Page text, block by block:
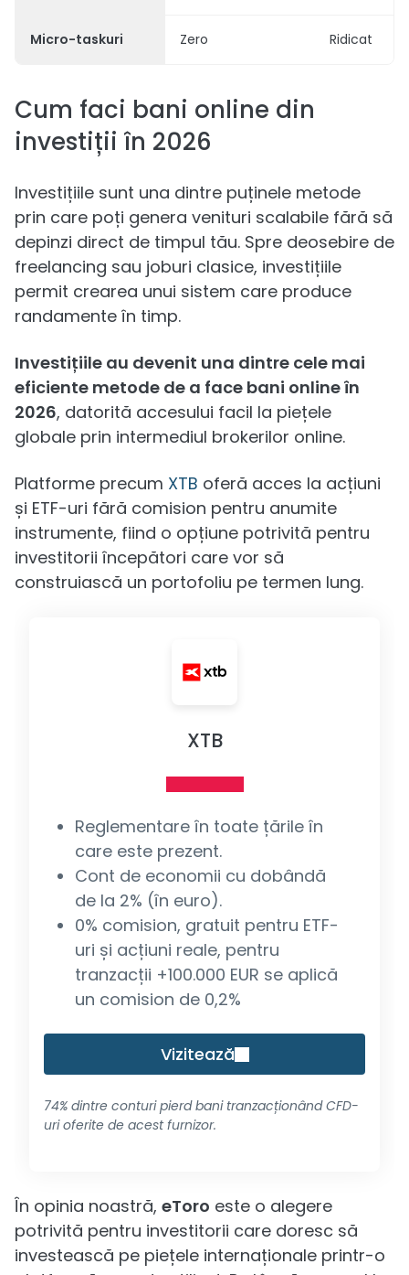
Micro-taskuri Zero Ridicat
Cum faci bani online din
investiții în 2026
Investițiile sunt una dintre puținele metode
prin care poți genera venituri scalabile fără să
depinzi direct de timpul tău. Spre deosebire de
freelancing sau joburi clasice, investițiile
permit crearea unui sistem care produce
randamente în timp.
Investițiile au devenit una dintre cele mai
eficiente metode de a face bani online în
2026, datorită accesului facil la piețele
globale prin intermediul brokerilor online.
Platforme precum XTB oferă acces la acțiuni
și ETF-uri fără comision pentru anumite
instrumente, fiind o opțiune potrivită pentru
investitorii începători care vor să
construiască un portofoliu pe termen lung.
XTB
Reglementare în toate țările în
care este prezent.
Cont de economii cu dobândă
de la 2% (în euro).
0% comision, gratuit pentru ETF-
uri și acțiuni reale, pentru
tranzacții +100.000 EUR se aplică
un comision de 0,2%
Vizitează
74% dintre conturi pierd bani tranzacționând CFD-
uri oferite de acest furnizor.
În opinia noastră, eToro este o alegere
potrivită pentru investitorii care doresc să
investească pe piețele internaționale printr-o